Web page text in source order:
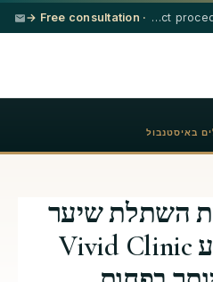
5★ hotel + VIP transfer on select procedures
· Free consultation →
באיסטנבול
השתלת שיער
בארה"ב: מדוע Vivid Clinic